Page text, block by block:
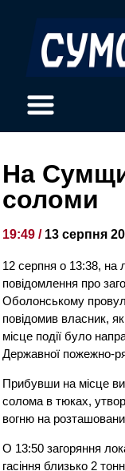
На
соломи
19:49 / 13 серпня
12 серпня о 13:38, на
повідомлення про
Оболонському
повідомив власник,
місце події було
Державної пожежно-
Прибувши на місце
солома в тюках,
вогню на
О 13:50 загоряння
гасіння близько 2